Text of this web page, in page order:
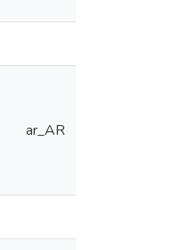
ar_AR